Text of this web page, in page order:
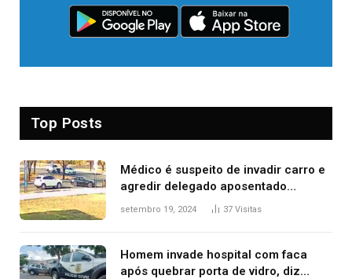
Top Posts
Médico é suspeito de invadir carro e
agredir delegado aposentado
durante confusão no trânsito
setembro 19, 2024 37 Visitas
Homem invade hospital com faca
após quebrar porta de vidro, diz